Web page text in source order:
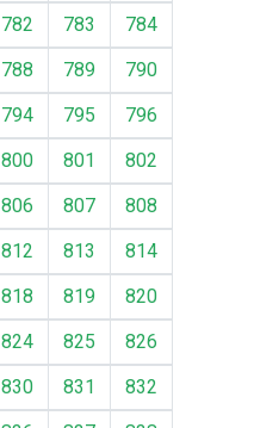
782 783
784
788 789
790
794 795
796
800 801
802
806 807
808
812 813
814
818 819
820
824 825
826
830 831
832